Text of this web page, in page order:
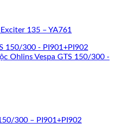
135 – YA761
300 – PI901+PI902